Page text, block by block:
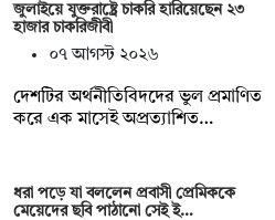
জুলাইয়ে যুক্তরাষ্ট্রে চাকরি হারিয়েছেন ২৩
হাজার চাকরিজীবী
০৭ আগস্ট ২০২৬
দেশটির অর্থনীতিবিদদের ভুল প্রমাণিত
করে এক মাসেই অপ্রত্যাশিত…
ধরা পড়ে যা বললেন প্রবাসী প্রেমিককে
মেয়েদের ছবি পাঠানো সেই ই…